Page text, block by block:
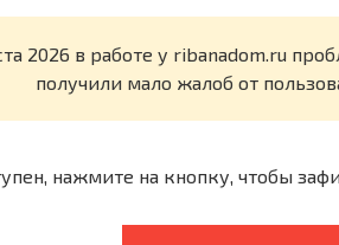
2026 в работе у ribanadom.ru
получили мало жалоб от
нажмите на кнопку, чтобы